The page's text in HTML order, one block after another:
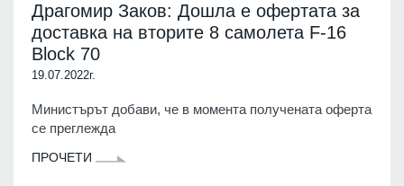
Драгомир Заков: Дошла е офертата за
доставка на вторите 8 самолета F-16
Block 70
19.07.2022г.
Министърът добави, че в момента получената оферта
се преглежда
ПРОЧЕТИ